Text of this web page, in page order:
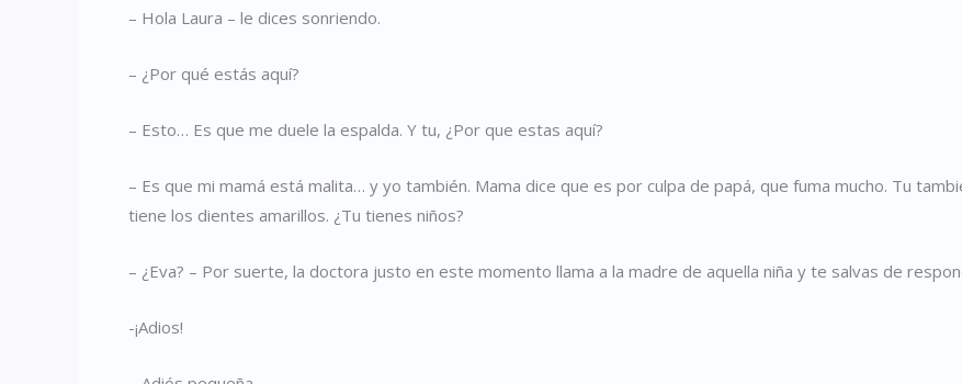
– Hola Laura – le dices sonriendo.
– ¿Por qué estás aquí?
– Esto… Es que me duele la espalda. Y tu, ¿Por que estas aquí?
– Es que mi mamá está malita… y yo también. Mama dice que es por culpa de papá, que fuma mucho. Tu
tiene los dientes amarillos. ¿Tu tienes niños?
– ¿Eva? – Por suerte, la doctora justo en este momento llama a la madre de aquella niña y te salvas de
-¡Adios!